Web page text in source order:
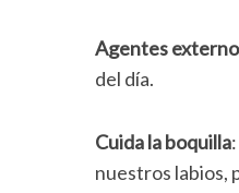
Agentes
del día.
Cuida la boquilla
nuestros labios,